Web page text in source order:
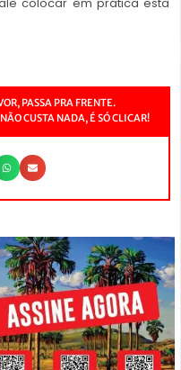
colocar em prática esta
PASSA PRA FRENTE.
CUSTA NADA, É SÓ CLICAR!